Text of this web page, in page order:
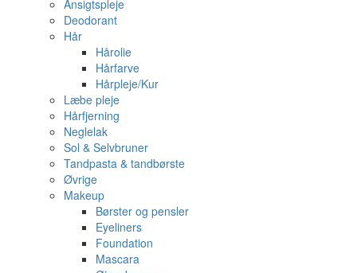
Ansigtspleje
Deodorant
Hår
Hårolie
Hårfarve
Hårpleje/Kur
Læbe pleje
Hårfjerning
Neglelak
Sol & Selvbruner
Tandpasta & tandbørste
Øvrige
Makeup
Børster og pensler
Eyeliners
Foundation
Mascara